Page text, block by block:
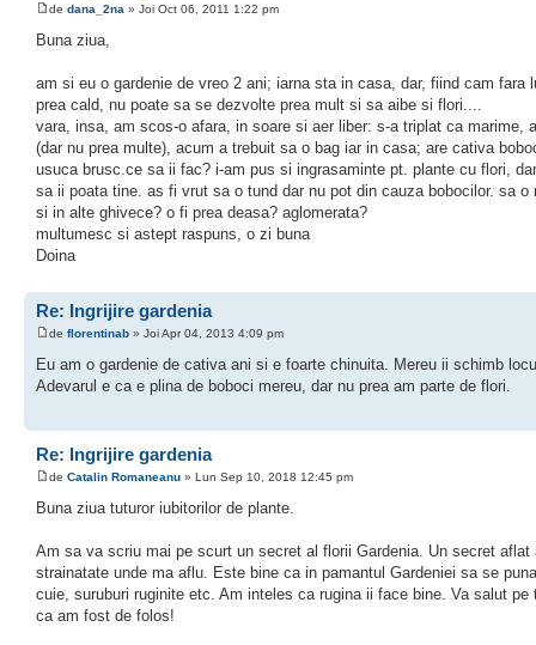
de dana_2na » Joi Oct 06, 2011 1:22 pm
Buna ziua,
am si eu o gardenie de vreo 2 ani; iarna sta in casa, dar, fiind cam fara
prea cald, nu poate sa se dezvolte prea mult si sa aibe si flori....
vara, insa, am scos-o afara, in soare si aer liber: s-a triplat ca marime,
(dar nu prea multe), acum a trebuit sa o bag iar in casa; are cativa
usuca brusc.ce sa ii fac? i-am pus si ingrasaminte pt. plante cu flori,
sa ii poata tine. as fi vrut sa o tund dar nu pot din cauza bobocilor. sa o
si in alte ghivece? o fi prea deasa? aglomerata?
multumesc si astept raspuns, o zi buna
Doina
Re: Ingrijire gardenia
de florentinab » Joi Apr 04, 2013 4:09 pm
Eu am o gardenie de cativa ani si e foarte chinuita. Mereu ii schimb
Adevarul e ca e plina de boboci mereu, dar nu prea am parte de flori.
Re: Ingrijire gardenia
de Catalin Romaneanu » Lun Sep 10, 2018 12:45 pm
Buna ziua tuturor iubitorilor de plante.
Am sa va scriu mai pe scurt un secret al florii Gardenia. Un secret aflat
strainatate unde ma aflu. Este bine ca in pamantul Gardeniei sa se
cuie, suruburi ruginite etc. Am inteles ca rugina ii face bine. Va salut pe
ca am fost de folos!